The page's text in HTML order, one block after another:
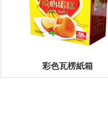
彩色瓦楞紙箱